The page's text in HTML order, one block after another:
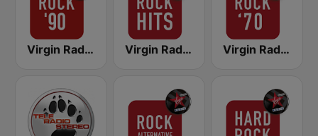
Virgin Radio Rock 90 Virgin Radio Rock Hits Virgin Radio Rock 70